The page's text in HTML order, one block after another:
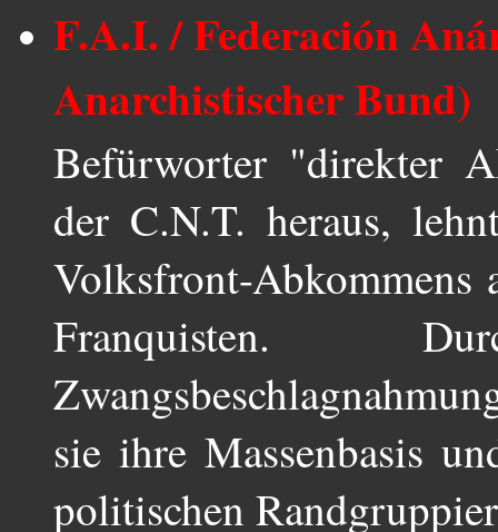
F.A.I. / Federación
Anarchistischer Bund)
Befürworter "direkter
der C.N.T. heraus,
Volksfront-Abkommens
Franquisten.
sie ihre Massenbasis
politischen